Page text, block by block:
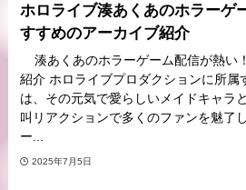
ホロライブ湊あくあのホラーゲ
すすめのアーカイブ紹介
湊あくあのホラーゲーム配信が熱い
紹介 ホロライブプロダクションに所属
は、その元気で愛らしいメイドキャラ
叫リアクションで多くのファンを魅了
ー...
2025年7月5日